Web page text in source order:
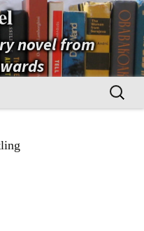
novel from
Search
for: